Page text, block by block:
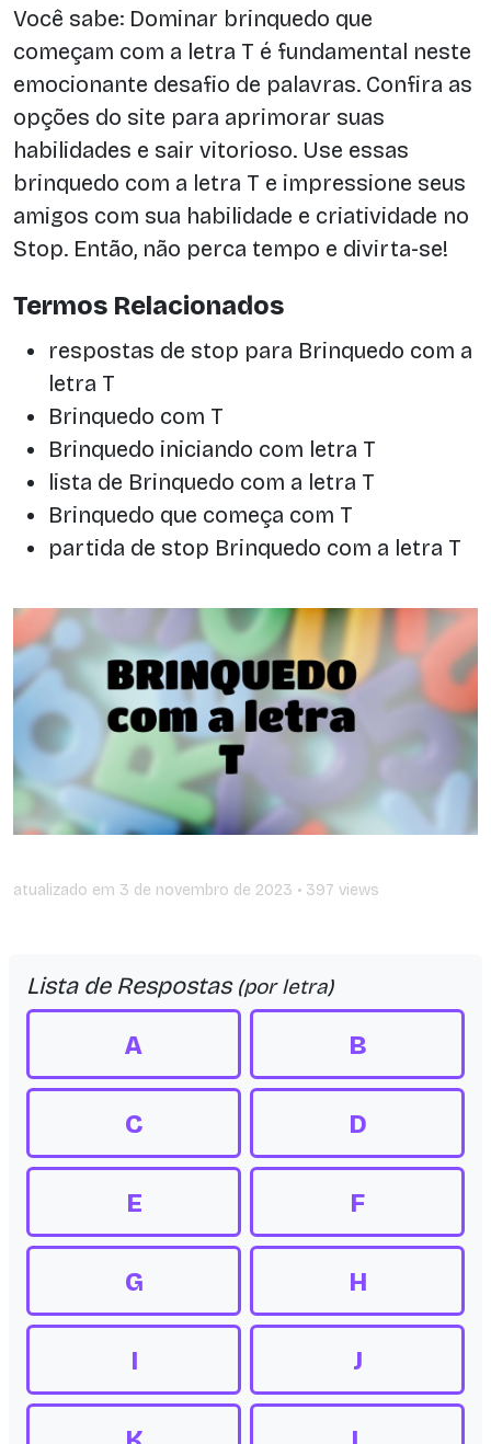
Você sabe: Dominar brinquedo que
começam com a letra T é fundamental neste
emocionante desafio de palavras. Confira as
opções do site para aprimorar suas
habilidades e sair vitorioso. Use essas
brinquedo com a letra T e impressione seus
amigos com sua habilidade e criatividade no
Stop. Então, não perca tempo e divirta-se!
Termos Relacionados
respostas de stop para Brinquedo com a
letra T
Brinquedo com T
Brinquedo iniciando com letra T
lista de Brinquedo com a letra T
Brinquedo que começa com T
partida de stop Brinquedo com a letra T
atualizado em 3 de novembro de 2023 • 397 views
Lista de Respostas (por letra)
A B
C D
E F
G H
I J